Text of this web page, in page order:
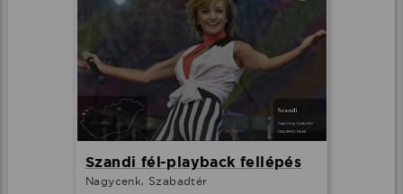
Szandi fél-playback fellépés
Nagycenk, Szabadtér